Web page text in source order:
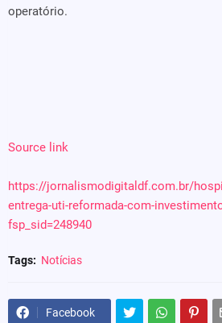
operatório.
Source link
https://jornalismodigitaldf.com.br/
entrega-uti-reformada-com-
fsp_sid=248940
Tags: Notícias
Facebook